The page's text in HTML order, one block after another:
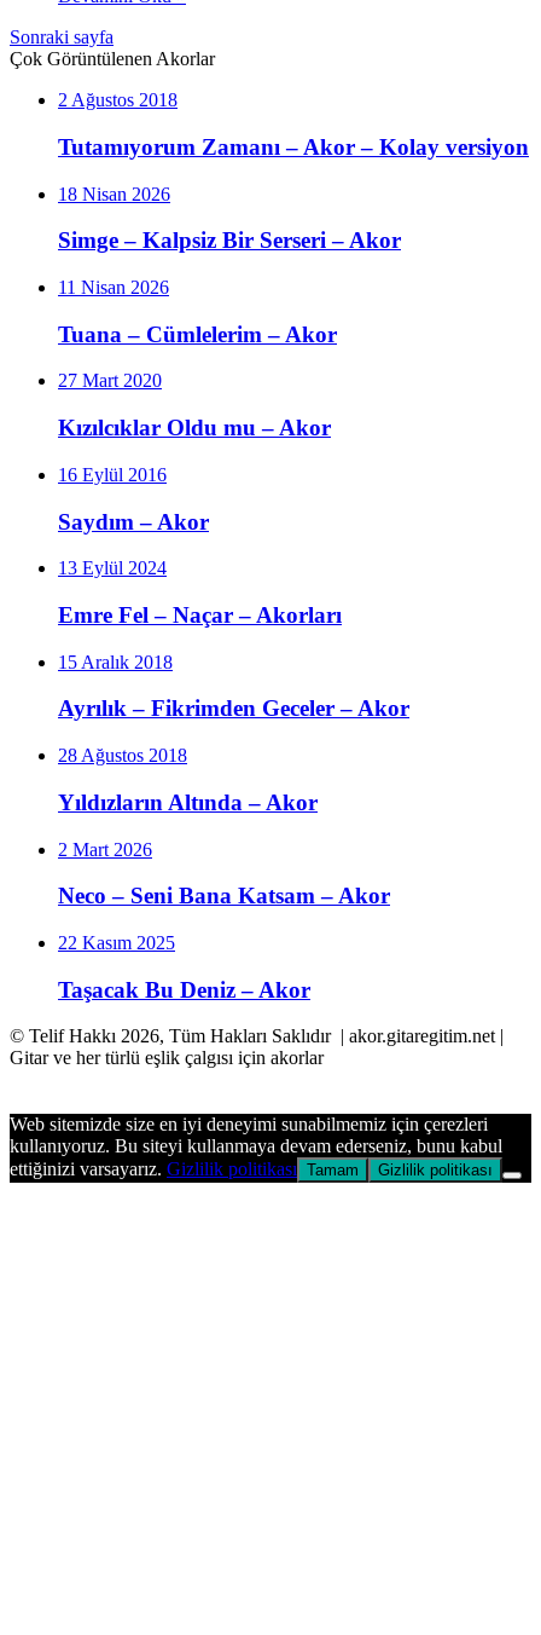
Sonraki sayfa
Çok Görüntülenen Akorlar
2 Ağustos 2018
Tutamıyorum Zamanı – Akor – Kolay versiyon
18 Nisan 2026
Simge – Kalpsiz Bir Serseri – Akor
11 Nisan 2026
Tuana – Cümlelerim – Akor
27 Mart 2020
Kızılcıklar Oldu mu – Akor
16 Eylül 2016
Saydım – Akor
13 Eylül 2024
Emre Fel – Naçar – Akorları
15 Aralık 2018
Ayrılık – Fikrimden Geceler – Akor
28 Ağustos 2018
Yıldızların Altında – Akor
2 Mart 2026
Neco – Seni Bana Katsam – Akor
22 Kasım 2025
Taşacak Bu Deniz – Akor
© Telif Hakkı 2026, Tüm Hakları Saklıdır | akor.gitaregitim.net |
Gitar ve her türlü eşlik çalgısı için akorlar
dön
tuşu
Web sitemizde size en iyi deneyimi sunabilmemiz için çerezleri
kullanıyoruz. Bu siteyi kullanmaya devam ederseniz, bunu kabul
ettiğinizi varsayarız. Gizlilik politikası Tamam Gizlilik politikası